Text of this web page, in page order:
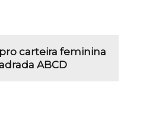
carteira feminina
ABCD